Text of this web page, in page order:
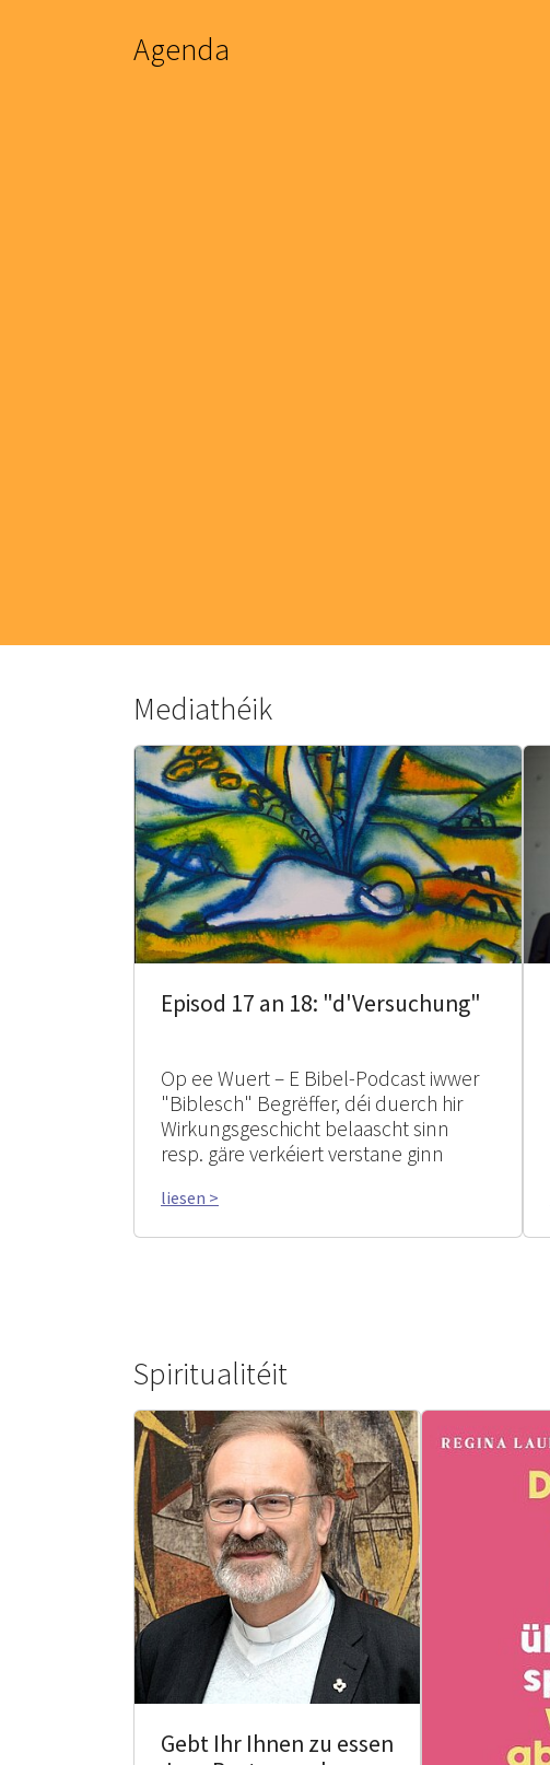
Agenda
Mediathéik
Episod 17 an 18: "d'Versuchung"
Op ee Wuert – E Bibel-Podcast iwwer
"Biblesch" Begrëffer, déi duerch hir
Wirkungsgeschicht belaascht sinn
resp. gäre verkéiert verstane ginn
liesen >
Spiritualitéit
Gebt Ihr Ihnen zu essen